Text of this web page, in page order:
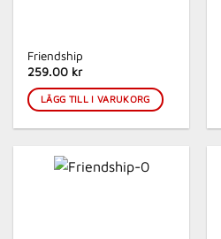
Friendship
259.00 kr
LÄGG TILL I VARUKORG